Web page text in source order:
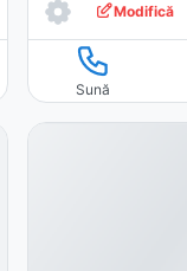
Modifică
Sună